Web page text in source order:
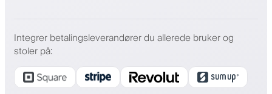
Integrer betalingsleverandører du allerede bruker og
stoler på: